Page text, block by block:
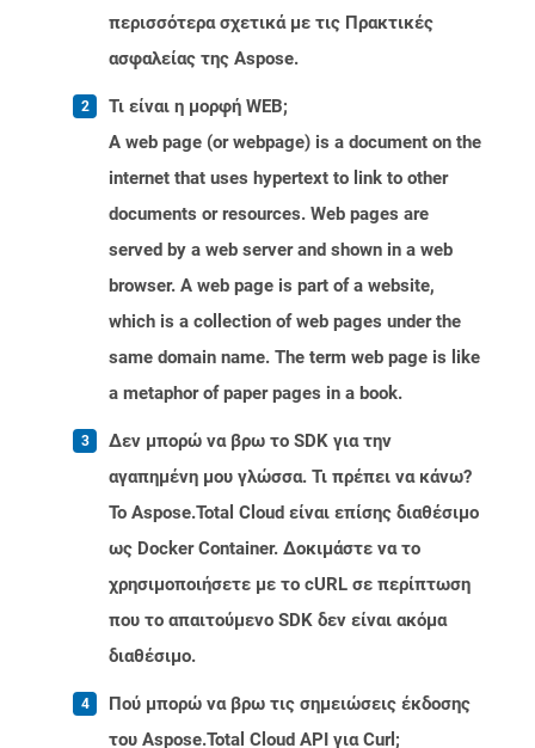
περισσότερα σχετικά με τις Πρακτικές
ασφαλείας της Aspose.
Τι είναι η μορφή WEB;
A web page (or webpage) is a document on the
internet that uses hypertext to link to other
documents or resources. Web pages are
served by a web server and shown in a web
browser. A web page is part of a website,
which is a collection of web pages under the
same domain name. The term web page is like
a metaphor of paper pages in a book.
Δεν μπορώ να βρω το SDK για την
αγαπημένη μου γλώσσα. Τι πρέπει να κάνω?
Το Aspose.Total Cloud είναι επίσης διαθέσιμο
ως Docker Container. Δοκιμάστε να το
χρησιμοποιήσετε με το cURL σε περίπτωση
που το απαιτούμενο SDK δεν είναι ακόμα
διαθέσιμο.
Πού μπορώ να βρω τις σημειώσεις έκδοσης
του Aspose.Total Cloud API για Curl;